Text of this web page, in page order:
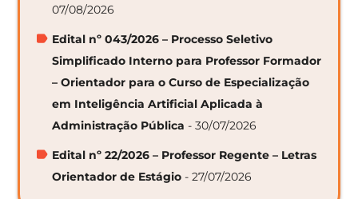
07/08/2026
Edital nº 043/2026 – Processo Seletivo
Simplificado Interno para Professor Formador
– Orientador para o Curso de Especialização
em Inteligência Artificial Aplicada à
Administração Pública - 30/07/2026
Edital nº 22/2026 – Professor Regente – Letras
Orientador de Estágio - 27/07/2026